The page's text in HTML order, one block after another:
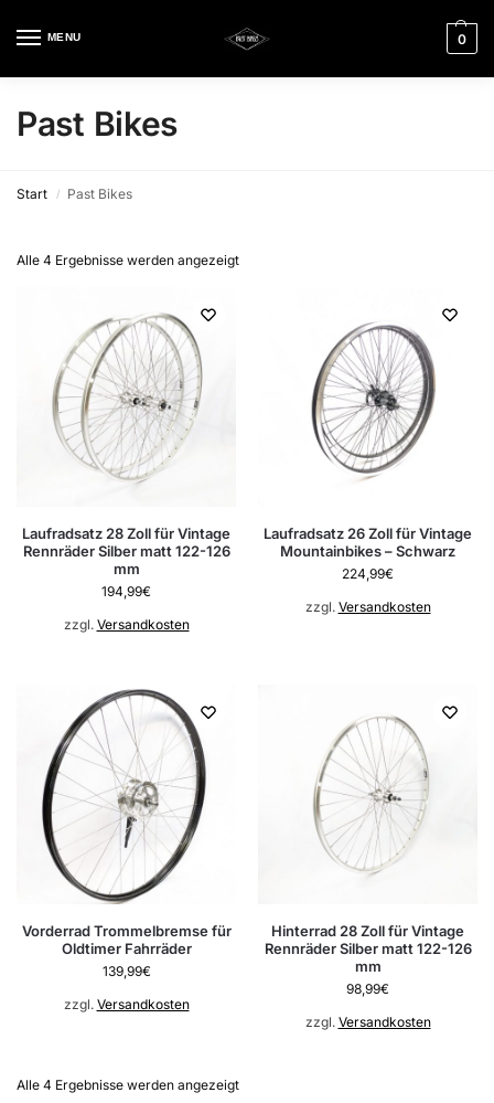
MENU 0
Past Bikes
Start / Past Bikes
Alle 4 Ergebnisse werden angezeigt
Laufradsatz 28 Zoll für Vintage
Rennräder Silber matt 122-126
mm
194,99€
zzgl. Versandkosten
Laufradsatz 26 Zoll für Vintage
Mountainbikes – Schwarz
224,99€
zzgl. Versandkosten
Vorderrad Trommelbremse für
Oldtimer Fahrräder
139,99€
zzgl. Versandkosten
Hinterrad 28 Zoll für Vintage
Rennräder Silber matt 122-126
mm
98,99€
zzgl. Versandkosten
Alle 4 Ergebnisse werden angezeigt